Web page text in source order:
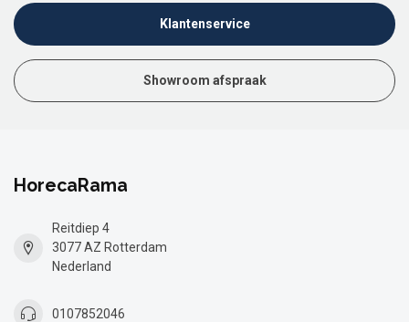
Klantenservice
Showroom afspraak
HorecaRama
Reitdiep 4
3077 AZ Rotterdam
Nederland
0107852046